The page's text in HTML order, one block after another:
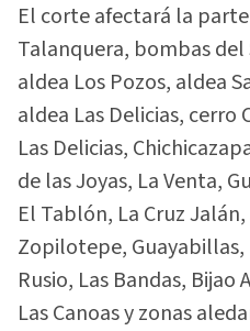
El corte afectará la
Talanquera, bombas del
aldea Los Pozos, aldea
aldea Las Delicias,
Las Delicias,
de las Joyas, La Venta,
El Tablón, La Cruz
Zopilotepe, Guayabillas,
Rusio, Las Bandas, Bijao
Las Canoas y zonas